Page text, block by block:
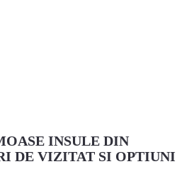
INSULE DIN
DE VIZITAT SI OPTIUNI